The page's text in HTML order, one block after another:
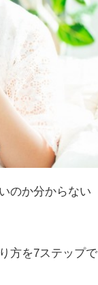
のか分からない
方を7ステップで